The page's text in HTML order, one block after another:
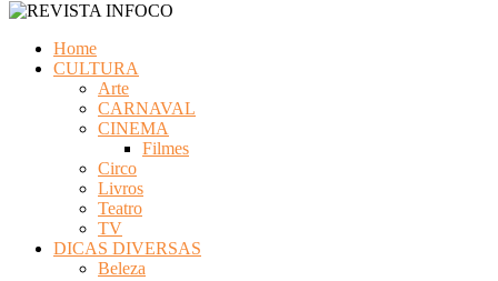
Home
CULTURA
Arte
CARNAVAL
CINEMA
Filmes
Circo
Livros
Teatro
TV
DICAS DIVERSAS
Beleza